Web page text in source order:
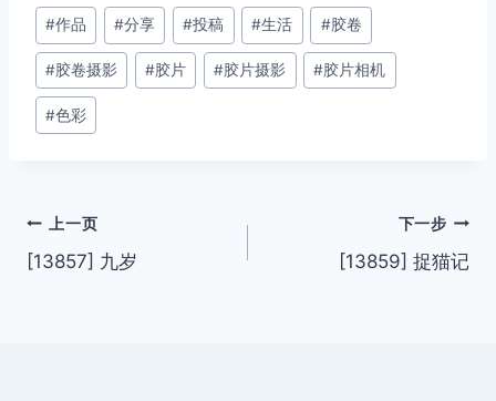
文
章
标
签：
#作品 #分享 #投稿 #生活 #胶卷
#胶卷摄影 #胶片 #胶片摄影 #胶片相机
#色彩
文
章
上一页
[13857] 九岁
下一步
[13859] 捉猫记